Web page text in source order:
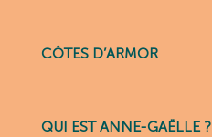
CÔTES D’ARMOR
QUI EST ANNE-GAËLLE ?